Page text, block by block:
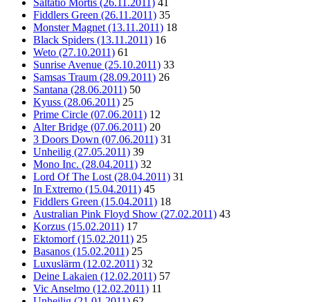
Fiddlers Green (26.11.2011) 35
Monster Magnet (13.11.2011) 18
Black Spiders (13.11.2011) 16
Weto (27.10.2011) 61
Sunrise Avenue (25.10.2011) 33
Samsas Traum (28.09.2011) 26
Santana (28.06.2011) 50
Kyuss (28.06.2011) 25
Prime Circle (07.06.2011) 12
Alter Bridge (07.06.2011) 20
3 Doors Down (07.06.2011) 31
Unheilig (27.05.2011) 39
Mono Inc. (28.04.2011) 32
Lord Of The Lost (28.04.2011) 31
In Extremo (15.04.2011) 45
Fiddlers Green (15.04.2011) 18
Australian Pink Floyd Show (27.02.2011) 43
Korzus (15.02.2011) 17
Ektomorf (15.02.2011) 25
Basanos (15.02.2011) 25
Luxuslärm (12.02.2011) 32
Deine Lakaien (12.02.2011) 57
Vic Anselmo (12.02.2011) 11